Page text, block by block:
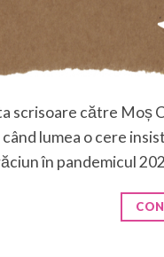
scrisoare către Moș
lumea o cere
în pandemicul